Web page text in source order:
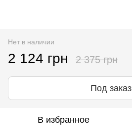
Нет в наличии
2 124 грн 2 375 грн
Под заказ
В избранное